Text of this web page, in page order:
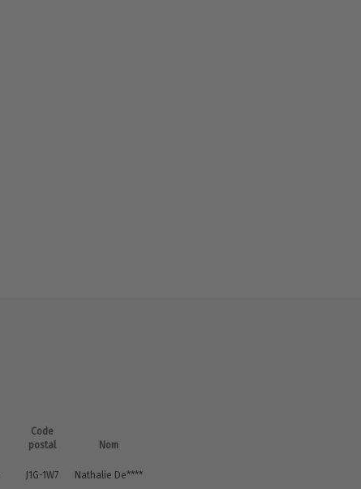
Code
postal
Nom
J1G-1W7 Nathalie De****